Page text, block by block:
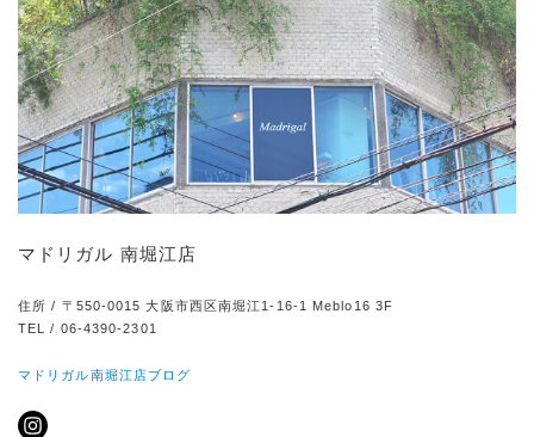
マドリガル 南堀江店
住所 / 〒550-0015 大阪市西区南堀江1-16-1 Meblo16 3F
TEL / 06-4390-2301
マドリガル南堀江店ブログ